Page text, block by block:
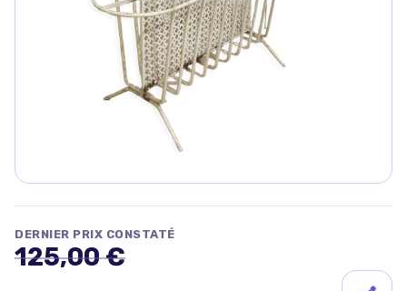
DERNIER PRIX CONSTATÉ
125,00 €